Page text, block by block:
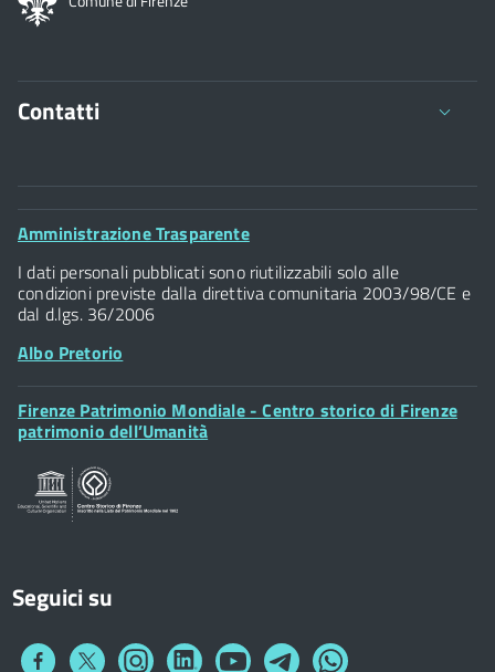
Contatti
Comune di Firenze
Palazzo Vecchio
Piazza della Signoria - 50122, Firenze
Posta Elettronica Certificata
Footer
Amministrazione Trasparente
I dati personali pubblicati sono riutilizzabili solo alle
condizioni previste dalla direttiva comunitaria 2003/98/CE e
dal d.lgs. 36/2006
Albo Pretorio
Footer
Widget
Firenze Patrimonio Mondiale - Centro storico di Firenze
patrimonio dell’Umanità
Seguici su
Collegamento
CollegamentoCollegamentoCollegamentoCollegamento
CollegamentoCollegamento